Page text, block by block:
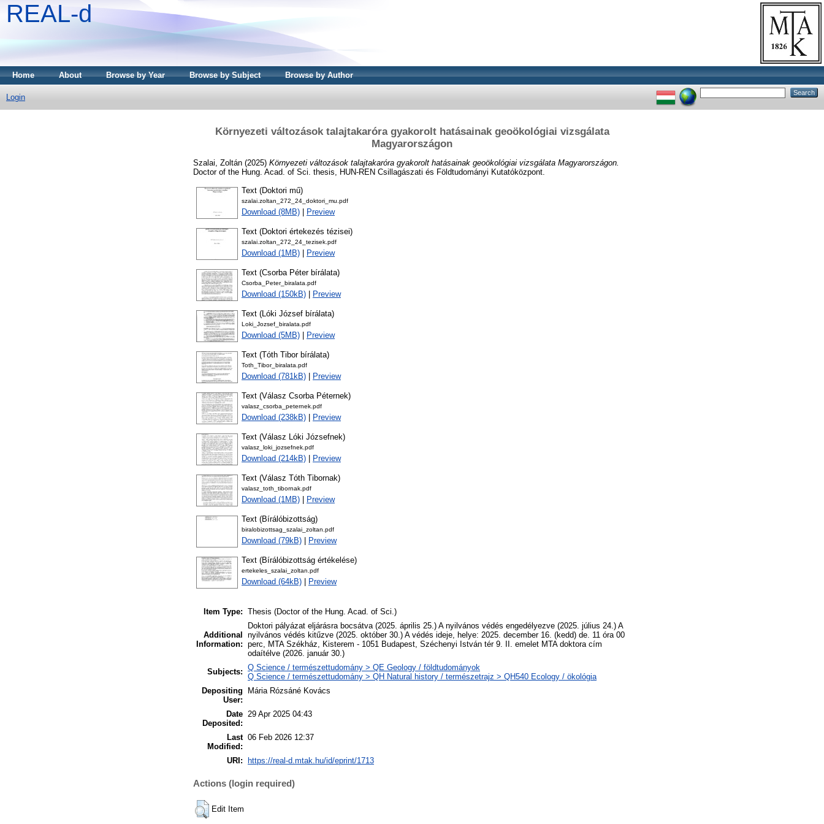
REAL-d
Home About Browse by Year Browse by Subject Browse by Author
Login
Környezeti változások talajtakaróra gyakorolt hatásainak geoökológiai vizsgálata
Magyarországon
Szalai, Zoltán (2025) Környezeti változások talajtakaróra gyakorolt hatásainak geoökológiai vizsgálata Magyarországon.
Doctor of the Hung. Acad. of Sci. thesis, HUN-REN Csillagászati és Földtudományi Kutatóközpont.
Text (Doktori mű)
szalai.zoltan_272_24_doktori_mu.pdf
Download (8MB) Preview
Text (Doktori értekezés tézisei)
szalai.zoltan_272_24_tezisek.pdf
Download (1MB) Preview
Text (Csorba Péter bírálata)
Csorba_Peter_biralata.pdf
Download (150kB) Preview
Text (Lóki József bírálata)
Loki_Jozsef_biralata.pdf
Download (5MB) Preview
Text (Tóth Tibor bírálata)
Toth_Tibor_biralata.pdf
Download (781kB) Preview
Text (Válasz Csorba Péternek)
valasz_csorba_peternek.pdf
Download (238kB) Preview
Text (Válasz Lóki Józsefnek)
valasz_loki_jozsefnek.pdf
Download (214kB) Preview
Text (Válasz Tóth Tibornak)
valasz_toth_tibornak.pdf
Download (1MB) Preview
Text (Bírálóbizottság)
biralobizottsag_szalai_zoltan.pdf
Download (79kB) Preview
Text (Bírálóbizottság értékelése)
ertekeles_szalai_zoltan.pdf
Download (64kB) Preview
Item Type: Thesis (Doctor of the Hung. Acad. of Sci.)
Additional
Information:
Doktori pályázat eljárásra bocsátva (2025. április 25.) A nyilvános védés engedélyezve (2025. július 24.) A
nyilvános védés kitűzve (2025. október 30.) A védés ideje, helye: 2025. december 16. (kedd) de. 11 óra 00
perc, MTA Székház, Kisterem - 1051 Budapest, Széchenyi István tér 9. II. emelet MTA doktora cím
odaítélve (2026. január 30.)
Subjects: Q Science / természettudomány > QE Geology / földtudományok
Q Science / természettudomány > QH Natural history / természetrajz > QH540 Ecology / ökológia
Depositing
User:
Mária Rózsáné Kovács
Date
Deposited:
29 Apr 2025 04:43
Last
Modified:
06 Feb 2026 12:37
URI: https://real-d.mtak.hu/id/eprint/1713
Actions (login required)
Edit Item